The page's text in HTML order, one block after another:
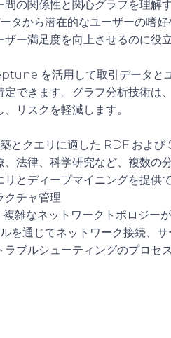
の関係性と関心グラフを理解
から潜在的なユーザーの嗜好
ー満足度を向上させるのに役立
を活用して取引データと
できます。グラフ分析技術は
リスクを軽減します。
クエリに適した RDF および
法律、科学研究など、複数の
とディープマイニングを提供で
クチャ管理
雑なネットワークトポロジー
通じてネットワーク接続、サ
ブルシューティングのプロセ